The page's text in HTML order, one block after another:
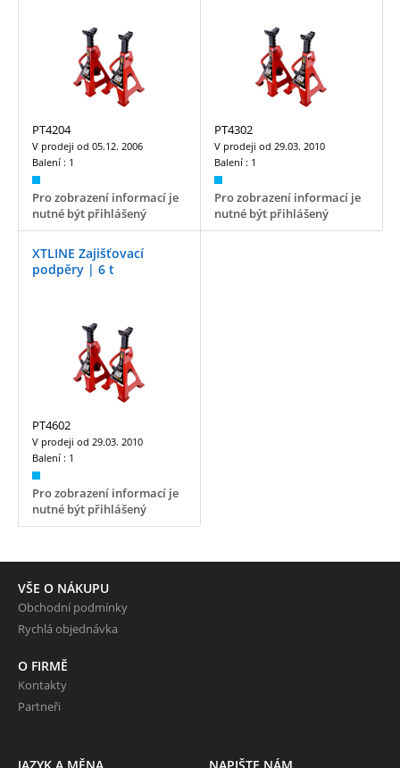
PT4204
V prodeji od 05.12. 2006
Balení : 1
Pro zobrazení informací je
nutné být přihlášený
PT4302
V prodeji od 29.03. 2010
Balení : 1
Pro zobrazení informací je
nutné být přihlášený
XTLINE Zajišťovací
podpěry | 6 t
PT4602
V prodeji od 29.03. 2010
Balení : 1
Pro zobrazení informací je
nutné být přihlášený
VŠE O NÁKUPU
Obchodní podmínky
Rychlá objednávka
O FIRMĚ
Kontakty
Partneři